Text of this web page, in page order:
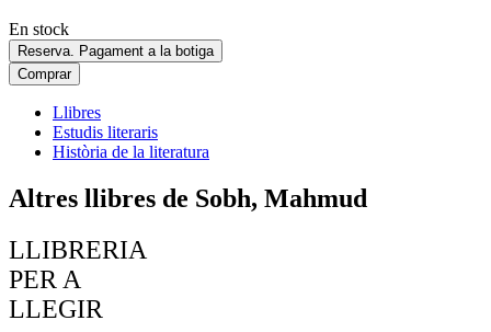
En stock
Reserva. Pagament a la botiga
Comprar
Llibres
Estudis literaris
Història de la literatura
Altres llibres de Sobh, Mahmud
LLIBRERIA
PER A
LLEGIR